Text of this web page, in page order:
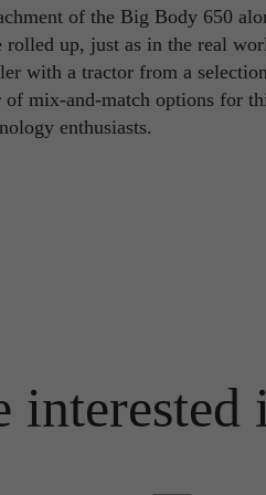
of the Big Body 650
rolled up, just as in the real
with a tractor from a
mix-and-match options for
enthusiasts.
PHPSESSID
TYPO3
Ende der Sitzung
Dieser Cookie teilt der
_ga
Google Analytics
Google Analytics